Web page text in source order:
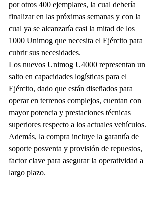
por otros 400 ejemplares, la cual debería
finalizar en las próximas semanas y con la
cual ya se alcanzaría casi la mitad de los
1000 Unimog que necesita el Ejército para
cubrir sus necesidades.
Los nuevos Unimog U4000 representan un
salto en capacidades logísticas para el
Ejército, dado que están diseñados para
operar en terrenos complejos, cuentan con
mayor potencia y prestaciones técnicas
superiores respecto a los actuales vehículos.
Además, la compra incluye la garantía de
soporte posventa y provisión de repuestos,
factor clave para asegurar la operatividad a
largo plazo.